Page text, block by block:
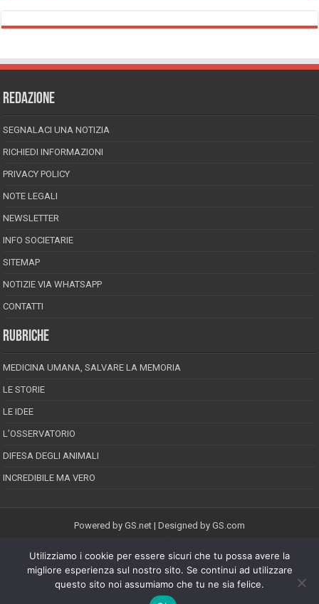
REDAZIONE
SEGNALACI UNA NOTIZIA
RICHIEDI INFORMAZIONI
PRIVACY POLICY
NOTE LEGALI
NEWSLETTER
INFO SOCIETARIE
SITEMAP
NOTIZIE VIA WHATSAPP
CONTATTI
RUBRICHE
MEDICINA UMANA, SALVARE LA MEMORIA
LE STORIE
LE IDEE
L’OSSERVATORIO
DIFESA DEGLI ANIMALI
INCREDIBILE MA VERO
Powered by GS.net | Designed by GS.com
EPINEION EDITRICE S.R.L.P.Iva 02008710689
Registrazione Tribunale di Pescara reg. speciale della stampa n.08/2012
Direttore responsabile: Maurizio Piccinino
Iscrizione al ROC n.22607
Utilizziamo i cookie per essere sicuri che tu possa avere la
migliore esperienza sul nostro sito. Se continui ad utilizzare
questo sito noi assumiamo che tu ne sia felice.